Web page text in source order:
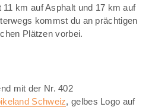
km auf Asphalt und 17 km auf
kommst du an prächtigen
Plätzen vorbei.
mit der Nr. 402
Schweiz, gelbes Logo auf